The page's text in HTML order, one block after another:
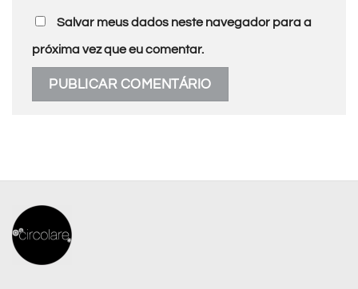
Salvar meus dados neste navegador para a
próxima vez que eu comentar.